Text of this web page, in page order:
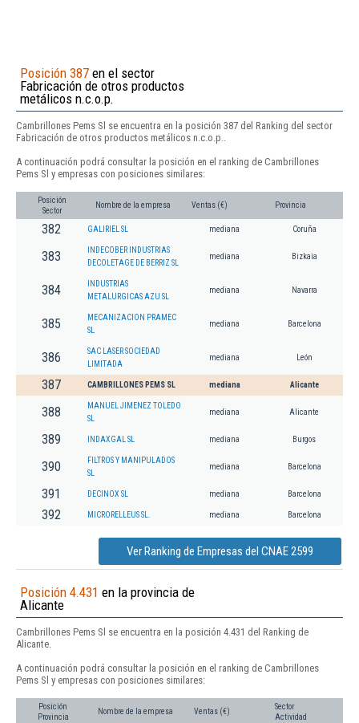
Posición 387 en el sector
Fabricación de otros productos
metálicos n.c.o.p.
Cambrillones Pems Sl se encuentra en la posición 387 del Ranking del sector
Fabricación de otros productos metálicos n.c.o.p..
A continuación podrá consultar la posición en el ranking de Cambrillones
Pems Sl y empresas con posiciones similares:
Posición
Sector
Nombre de la empresa Ventas (€) Provincia
382 GALIRIEL SL mediana Coruña
383
INDECOBER INDUSTRIAS
DECOLETAGE DE BERRIZ SL
mediana Bizkaia
384
INDUSTRIAS
METALURGICAS AZU SL
mediana Navarra
385
MECANIZACION PRAMEC
SL
mediana Barcelona
386
SAC LASER SOCIEDAD
LIMITADA
mediana León
387 CAMBRILLONES PEMS SL mediana Alicante
388
MANUEL JIMENEZ TOLEDO
SL
mediana Alicante
389 INDAXGAL SL mediana Burgos
390
FILTROS Y MANIPULADOS
SL
mediana Barcelona
391 DECINOX SL mediana Barcelona
392 MICRORELLEUS SL. mediana Barcelona
Ver Ranking de Empresas del CNAE 2599
Posición 4.431 en la provincia de
Alicante
Cambrillones Pems Sl se encuentra en la posición 4.431 del Ranking de
Alicante.
A continuación podrá consultar la posición en el ranking de Cambrillones
Pems Sl y empresas con posiciones similares:
Posición
Provincia
Nombre de la empresa Ventas (€)
Sector
Actividad